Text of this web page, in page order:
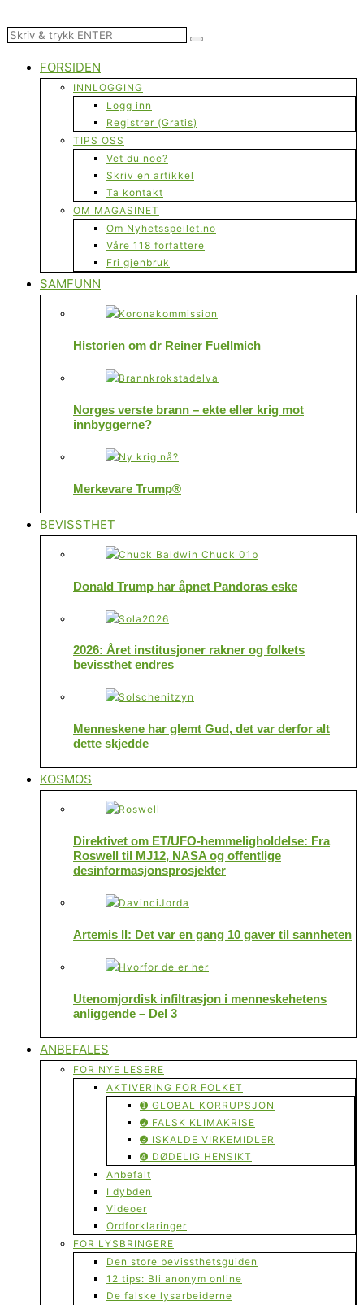
FORSIDEN
INNLOGGING
Logg inn
Registrer (Gratis)
TIPS OSS
Vet du noe?
Skriv en artikkel
Ta kontakt
OM MAGASINET
Om Nyhetsspeilet.no
Våre 118 forfattere
Fri gjenbruk
SAMFUNN
Historien om dr Reiner Fuellmich
Norges verste brann – ekte eller krig mot
innbyggerne?
Merkevare Trump®
BEVISSTHET
Donald Trump har åpnet Pandoras eske
2026: Året institusjoner rakner og folkets
bevissthet endres
Menneskene har glemt Gud, det var derfor alt
dette skjedde
KOSMOS
Direktivet om ET/UFO-hemmeligholdelse: Fra
Roswell til MJ12, NASA og offentlige
desinformasjonsprosjekter
Artemis II: Det var en gang 10 gaver til sannheten
Utenomjordisk infiltrasjon i menneskehetens
anliggende – Del 3
ANBEFALES
FOR NYE LESERE
AKTIVERING FOR FOLKET
➊ GLOBAL KORRUPSJON
➋ FALSK KLIMAKRISE
➌ ISKALDE VIRKEMIDLER
➍ DØDELIG HENSIKT
Anbefalt
I dybden
Videoer
Ordforklaringer
FOR LYSBRINGERE
Den store bevissthetsguiden
12 tips: Bli anonym online
De falske lysarbeiderne